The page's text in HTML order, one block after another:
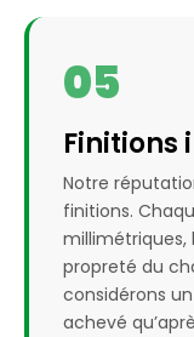
05
Finitions
Notre
finitions.
millimétriques,
propreté du
considérons
achevé